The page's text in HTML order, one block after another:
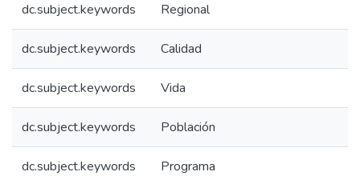
dc.subject.keywords Regional
dc.subject.keywords Calidad
dc.subject.keywords Vida
dc.subject.keywords Población
dc.subject.keywords Programa